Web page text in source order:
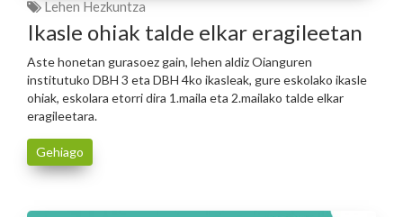
Lehen Hezkuntza
Ikasle ohiak talde elkar eragileetan
Aste honetan gurasoez gain, lehen aldiz Oianguren
institutuko DBH 3 eta DBH 4ko ikasleak, gure eskolako ikasle
ohiak, eskolara etorri dira 1.maila eta 2.mailako talde elkar
eragileetara.
Gehiago